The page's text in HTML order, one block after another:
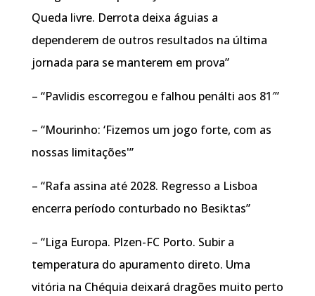
Queda livre. Derrota deixa águias a
dependerem de outros resultados na última
jornada para se manterem em prova”
– “Pavlidis escorregou e falhou penálti aos 81′”
– “Mourinho: ‘Fizemos um jogo forte, com as
nossas limitações'”
– “Rafa assina até 2028. Regresso a Lisboa
encerra período conturbado no Besiktas”
– “Liga Europa. Plzen-FC Porto. Subir a
temperatura do apuramento direto. Uma
vitória na Chéquia deixará dragões muito perto